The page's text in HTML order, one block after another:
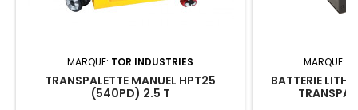
MARQUE: TOR INDUSTRIES
TRANSPALETTE MANUEL HPT25
(540PD) 2.5 T
MARQUE:
BATTERIE